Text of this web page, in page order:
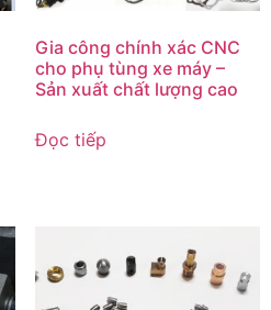
Gia công chính xác CNC
cho phụ tùng xe máy –
Sản xuất chất lượng cao
Đọc tiếp